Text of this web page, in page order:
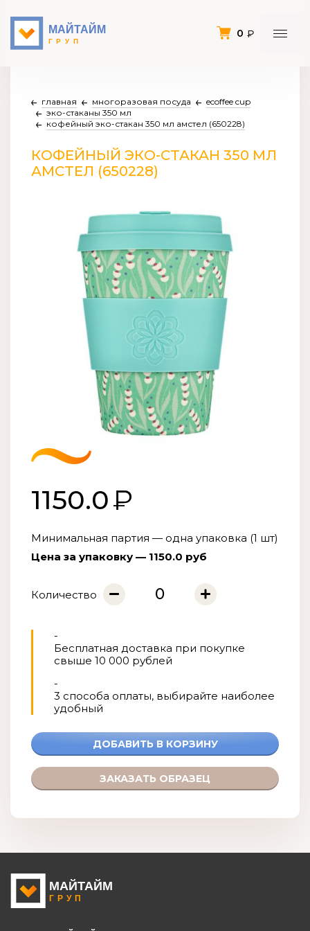
0
главная многоразовая посуда
ecoffee cup
эко-стаканы 350 мл
кофейный эко-стакан 350 мл амстел (650228)
КОФЕЙНЫЙ ЭКО-СТАКАН 350 МЛ
АМСТЕЛ (650228)
1150.0
Минимальная партия — одна упаковка (1 шт)
Цена за упаковку — 1150.0 руб
Количество
-
Бесплатная доставка при покупке
свыше 10 000 рублей
-
3 способа оплаты, выбирайте наиболее
удобный